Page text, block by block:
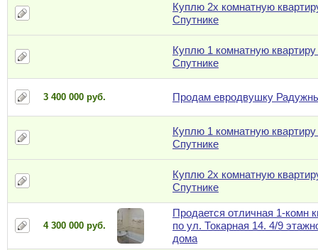
Куплю 2х комнатную
Спутнике
Куплю 1 комнатную квартиру
Спутнике
3 400 000 руб. Продам евродвушку
Куплю 1 комнатную квартиру
Спутнике
Куплю 2х комнатную
Спутнике
4 300 000 руб.
Продается отличная 1-комн
по ул. Токарная 14. 4/9
дома